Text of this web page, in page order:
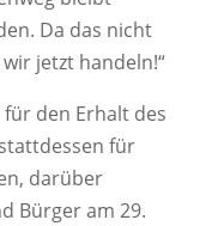
Da das nicht
jetzt handeln!“
den Erhalt des
für
darüber
Bürger am 29.